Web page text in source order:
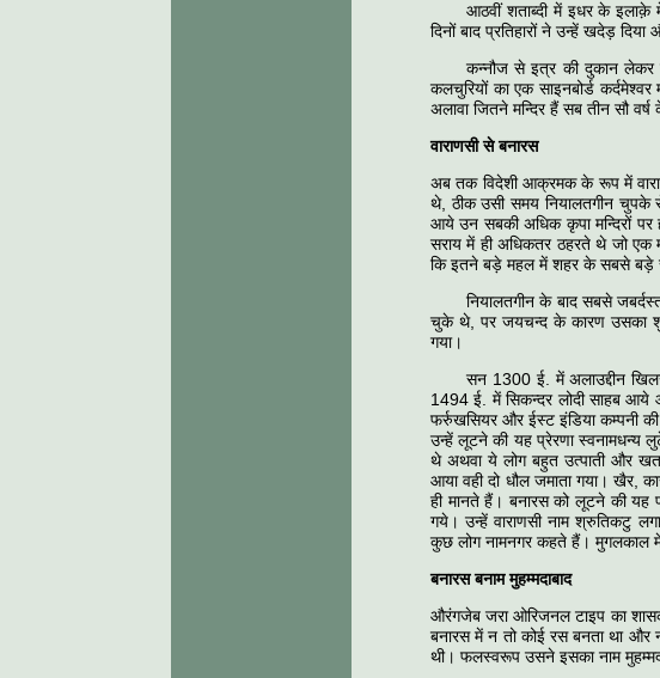
आठवीं शताब्दी में इधर के
दिनों बाद प्रतिहारों ने उन्हें खदेड़
कन्नौज से इत्र की दुकान लेकर
कलचुरियों का एक साइनबोर्ड
अलावा जितने मन्दिर हैं सब तीन सौ
वाराणसी से बनारस
अब तक विदेशी आक्रमक के रूप में
थे, ठीक उसी समय नियालतगीन चुपके
आये उन सबकी अधिक कृपा मन्दिरों
सराय में ही अधिकतर ठहरते थे जो एक
कि इतने बड़े महल में शहर के सबसे बड़े
नियालतगीन के बाद सबसे
चुके थे, पर जयचन्द के कारण उसका
गया।
सन 1300 ई. में अलाउद्दीन
1494 ई. में सिकन्दर लोदी साहब
फर्रुखसियर और ईस्ट इंडिया कम्पनी
उन्हें लूटने की यह प्रेरणा स्वनामधन्य
थे अथवा ये लोग बहुत उत्पाती और
आया वही दो धौल जमाता गया। खैर,
ही मानते हैं। बनारस को लूटने की यह
गये। उन्हें वाराणसी नाम श्रुतिकटु
कुछ लोग नामनगर कहते हैं। मुगलकाल में
बनारस बनाम मुहम्मदाबाद
औरंगजेब जरा ओरिजनल टाइप का
बनारस में न तो कोई रस बनता था
थी। फलस्वरूप उसने इसका नाम